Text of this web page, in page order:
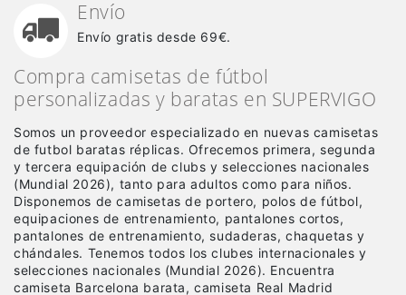
Envío
Envío gratis desde 69€.
Compra camisetas de fútbol
personalizadas y baratas en SUPERVIGO
Somos un proveedor especializado en nuevas camisetas
de futbol baratas réplicas. Ofrecemos primera, segunda
y tercera equipación de clubs y selecciones nacionales
(Mundial 2026), tanto para adultos como para niños.
Disponemos de camisetas de portero, polos de fútbol,
equipaciones de entrenamiento, pantalones cortos,
pantalones de entrenamiento, sudaderas, chaquetas y
chándales. Tenemos todos los clubes internacionales y
selecciones nacionales (Mundial 2026). Encuentra
camiseta Barcelona barata, camiseta Real Madrid